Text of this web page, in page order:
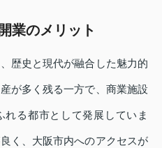
業のメリット
歴史と現代が融合した魅力的
が多く残る一方で、商業施設
る都市として発展していま
く、大阪市内へのアクセスが